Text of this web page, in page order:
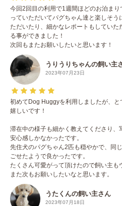
今回2回目の利用で1週間ほどのお泊ま
っていただいてパグちゃん達と楽しそ
ただいたり、細かなレポートもしてい
る事ができました！
次回もまたお願いしたいと思います！
うりうりちゃんの飼い主
2023年07月23日
初めてDog Huggyを利用しましたが、
嬉しいです！
滞在中の様子も細かく教えてくださり、
安心感しかなかったです。
先住犬のパグちゃん2匹も穏やかで、同
ごせたようで良かったです。
たくさん可愛がって頂けたので飼い主も
また次もお願いしたいなと思います。
うたくんの飼い主さん
2023年07月18日